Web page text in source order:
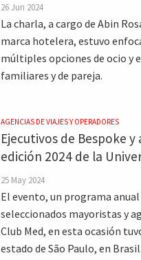
26 Jun 2024
La charla, a cargo de Abin
marca hotelera, estuvo
múltiples opciones de ocio y
familiares y de pareja.
AGENCIAS DE VIAJES Y OPERADORES
Ejecutivos de Bespoke
edición 2024 de la
25 May 2024
El evento, un programa
seleccionados mayoristas y
Club Med, en esta ocasión
estado de São Paulo, en Brasil.